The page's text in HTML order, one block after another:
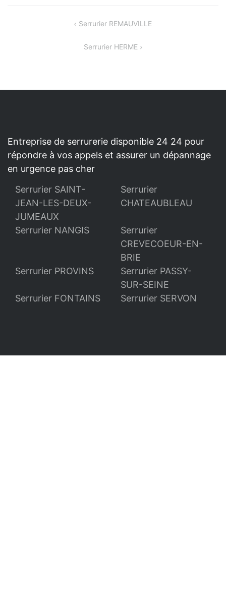
Serrurier REMAUVILLE
Serrurier HERME
Entreprise de serrurerie disponible 24 24 pour
répondre à vos appels et assurer un dépannage
en urgence pas cher
Serrurier SAINT-
JEAN-LES-DEUX-
JUMEAUX
Serrurier
CHATEAUBLEAU
Serrurier NANGIS
Serrurier
CREVECOEUR-EN-
BRIE
Serrurier PROVINS
Serrurier PASSY-
SUR-SEINE
Serrurier FONTAINS
Serrurier SERVON